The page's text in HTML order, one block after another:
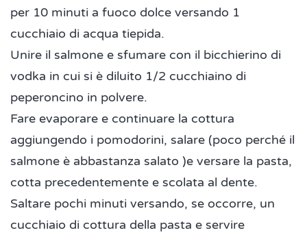
per 10 minuti a fuoco dolce versando 1
cucchiaio di acqua tiepida.
Unire il salmone e sfumare con il bicchierino di
vodka in cui si è diluito 1/2 cucchiaino di
peperoncino in polvere.
Fare evaporare e continuare la cottura
aggiungendo i pomodorini, salare (poco perché il
salmone è abbastanza salato )e versare la pasta,
cotta precedentemente e scolata al dente.
Saltare pochi minuti versando, se occorre, un
cucchiaio di cottura della pasta e servire